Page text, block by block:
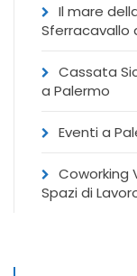
Il mare
Sferracavallo
Cassata
a Palermo
Eventi a
Coworking
Spazi di